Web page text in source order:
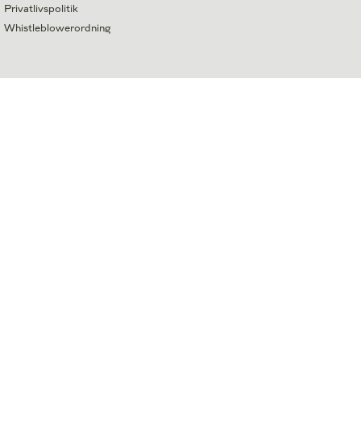
Privatlivspolitik
Whistleblowerordning